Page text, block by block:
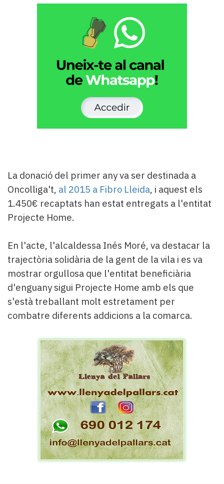
La donació del primer any va ser destinada a
Oncolliga't, al 2015 a Fibro Lleida, i aquest els
1.450€ recaptats han estat entregats a l'entitat
Projecte Home.
En l'acte, l'alcaldessa Inés Moré, va destacar la
trajectòria solidària de la gent de la vila i es va
mostrar orgullosa que l'entitat beneficiària
d'enguany sigui Projecte Home amb els que
s'està treballant molt estretament per
combatre diferents addicions a la comarca.